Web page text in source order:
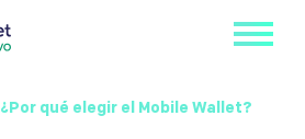
¿Por qué elegir el Mobile Wallet?